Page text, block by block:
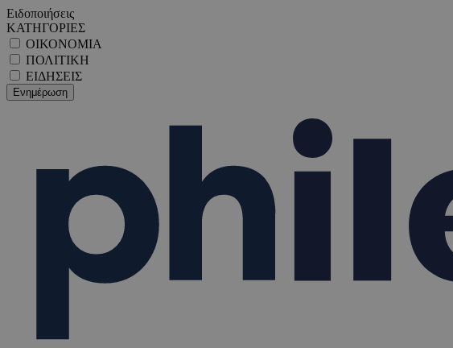
Ειδοποιήσεις
ΚΑΤΗΓΟΡΙΕΣ
ΟΙΚΟΝΟΜΙΑ
ΠΟΛΙΤΙΚΗ
ΕΙΔΗΣΕΙΣ